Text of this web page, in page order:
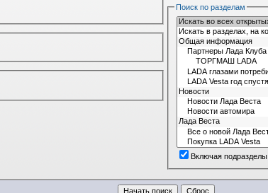
Поиск по разделам
Включая подразделы